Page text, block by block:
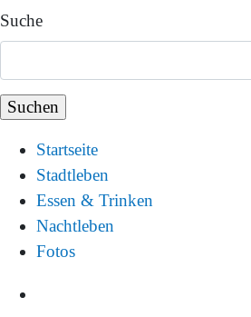
Suche
Startseite
Stadtleben
Essen & Trinken
Nachtleben
Fotos